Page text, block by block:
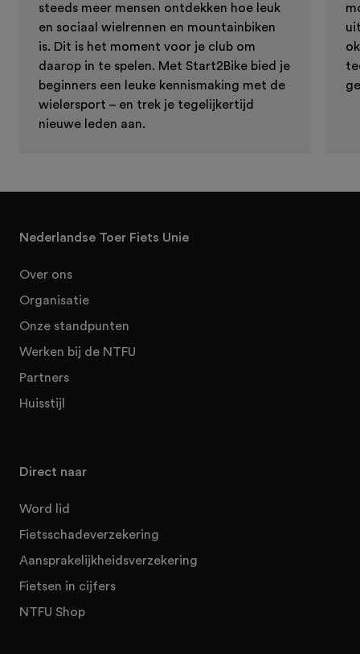
steeds meer mensen ontdekken hoe leuk
en sociaal wielrennen en mountainbiken
is. Dit is het moment voor je club om
daarop in te spelen. Met Start2Bike bied je
beginners een leuke kennismaking met de
wielersport – en trek je tegelijkertijd
nieuwe leden aan.
Nederlandse Toer Fiets Unie
Over ons
Organisatie
Onze standpunten
Werken bij de NTFU
Partners
Huisstijl
Direct naar
Word lid
Fietsschadeverzekering
Aansprakelijkheidsverzekering
Fietsen in cijfers
NTFU Shop